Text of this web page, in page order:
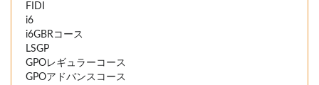
FIDI
i6
i6GBRコース
LSGP
GPOレギュラーコース
GPOアドバンスコース